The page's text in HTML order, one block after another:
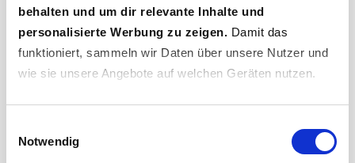
behalten und um dir relevante Inhalte und
personalisierte Werbung zu zeigen. Damit das
funktioniert, sammeln wir Daten über unsere Nutzer und
wie sie unsere Angebote auf welchen Geräten nutzen.
und erlaubst uns, diese Daten an Dritte weiterzugeben,
etwa an unsere Marketingpartner. Falls du dem nicht
Notwendig